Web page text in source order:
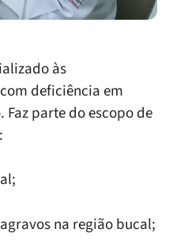
às
deficiência em
parte do escopo de
na região bucal;